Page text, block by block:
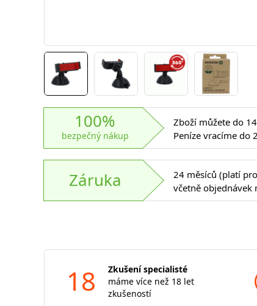
100%
bezpečný nákup
Zboží můžete do
Peníze vracíme do
Záruka
24 měsíců (platí
včetně objednávek
18
Zkušení specialisté
máme více než 18 let
zkušeností